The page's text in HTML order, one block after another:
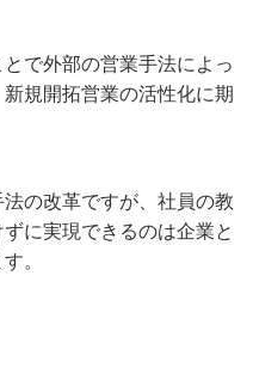
で外部の営業手法によっ
規開拓営業の活性化に期
の改革ですが、社員の教
に実現できるのは企業と
。